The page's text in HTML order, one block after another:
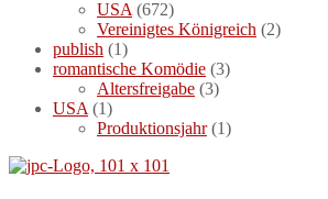
USA (672)
Vereinigtes Königreich (2)
publish (1)
romantische Komödie (3)
Altersfreigabe (3)
USA (1)
Produktionsjahr(1)